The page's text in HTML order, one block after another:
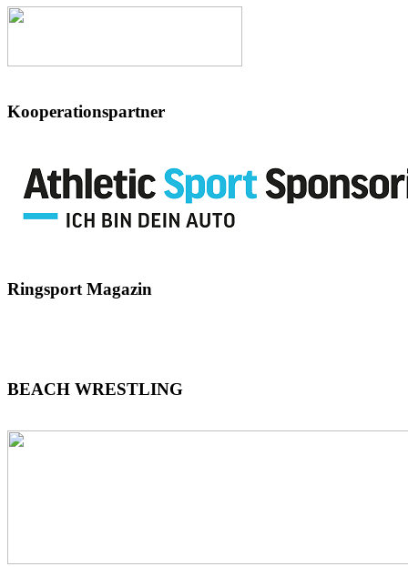
Kooperationspartner
Ringsport Magazin
BEACH WRESTLING